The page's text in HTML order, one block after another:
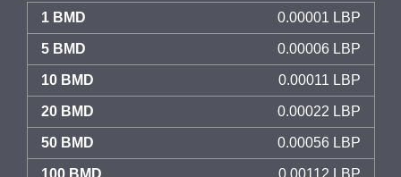
1 BMD 0.00001 LBP
5 BMD 0.00006 LBP
10 BMD 0.00011 LBP
20 BMD 0.00022 LBP
50 BMD 0.00056 LBP
100 BMD 0.00112 LBP